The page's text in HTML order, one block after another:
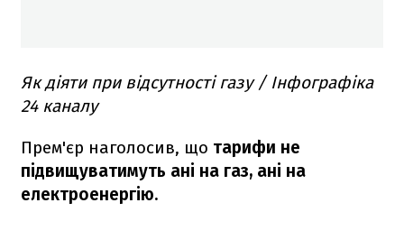
Як діяти при відсутності газу / Інфографіка
24 каналу
Прем'єр наголосив, що тарифи не
підвищуватимуть ані на газ, ані на
електроенергію.